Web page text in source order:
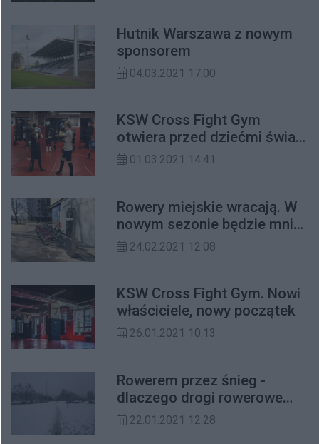
Hutnik Warszawa z nowym
sponsorem
04.03.2021 17:00
KSW Cross Fight Gym
otwiera przed dziećmi świat
MMA
01.03.2021 14:41
Rowery miejskie wracają. W
nowym sezonie będzie mniej
stacji
24.02.2021 12:08
KSW Cross Fight Gym. Nowi
właściciele, nowy początek
26.01.2021 10:13
Rowerem przez śnieg -
dlaczego drogi rowerowe
przestały być odśnieżane?
22.01.2021 12:28